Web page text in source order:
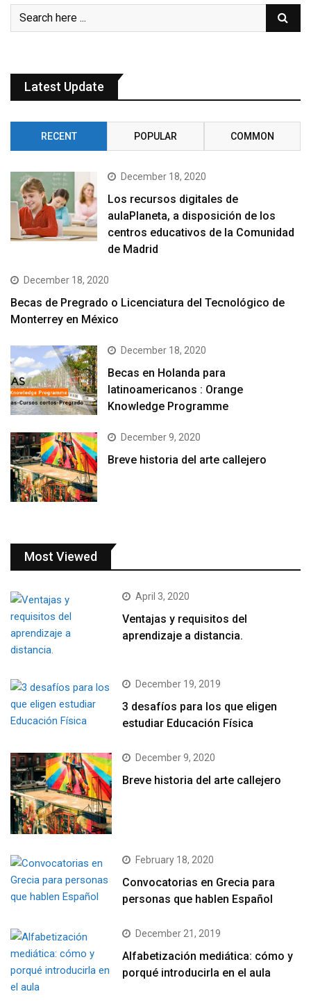
Latest Update
RECENT POPULAR COMMON
December 18, 2020
Los recursos digitales de
aulaPlaneta, a disposición de los
centros educativos de la Comunidad
de Madrid
December 18, 2020
Becas de Pregrado o Licenciatura del Tecnológico de
Monterrey en México
December 18, 2020
Becas en Holanda para
latinoamericanos : Orange
Knowledge Programme
December 9, 2020
Breve historia del arte callejero
Most Viewed
April 3, 2020
Ventajas y requisitos del
aprendizaje a distancia.
December 19, 2019
3 desafíos para los que eligen
estudiar Educación Física
December 9, 2020
Breve historia del arte callejero
February 18, 2020
Convocatorias en Grecia para
personas que hablen Español
December 21, 2019
Alfabetización mediática: cómo y
porqué introducirla en el aula